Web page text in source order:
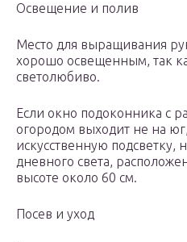
Освещение и полив
Место для выращивания
хорошо освещенным, так
светолюбиво.
Если окно подоконника с
огородом выходит не на юг,
искусственную подсветку,
дневного света,
высоте около 60 см.
Посев и уход